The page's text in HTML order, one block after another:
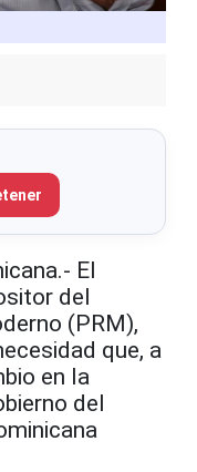
El
del
(PRM),
que, a
en la
del